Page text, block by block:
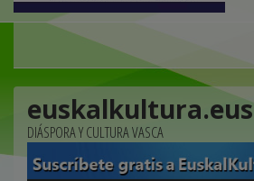
euskalkultura.eus
DIÁSPORA Y CULTURA VASCA